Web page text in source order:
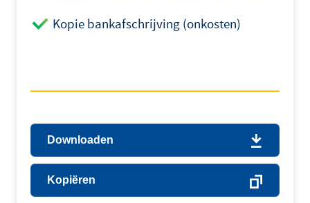
Kopie bankafschrijving (onkosten)
Downloaden
Kopiëren